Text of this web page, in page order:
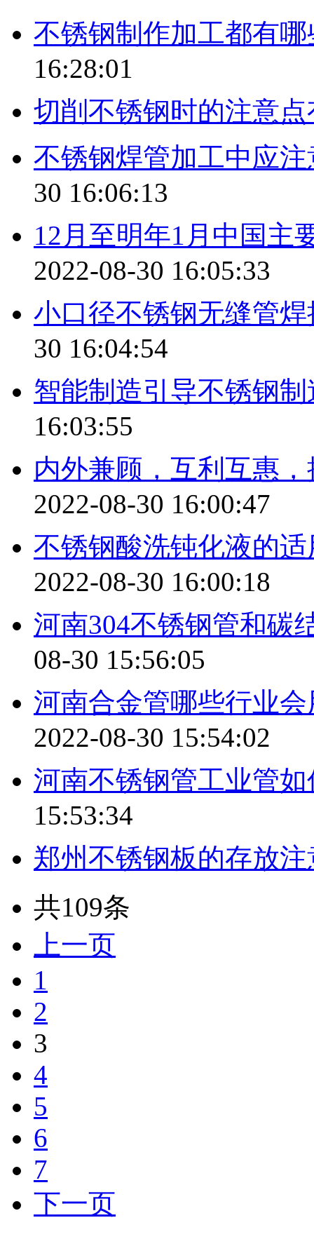
不锈钢制作加工都有
16:28:01
切削不锈钢时的注意点
不锈钢焊管加工中应
30 16:06:13
12月至明年1月中国主
2022-08-30 16:05:33
小口径不锈钢无缝管
30 16:04:54
智能制造引导不锈钢
16:03:55
内外兼顾，互利互惠
2022-08-30 16:00:47
不锈钢酸洗钝化液的
2022-08-30 16:00:18
河南304不锈钢管和碳
08-30 15:56:05
河南合金管哪些行业
2022-08-30 15:54:02
河南不锈钢管工业管如
15:53:34
郑州不锈钢板的存放
共109条
上一页
1
2
3
4
5
6
7
下一页